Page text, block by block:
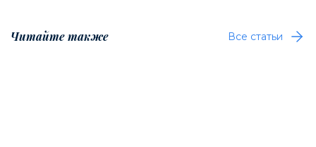
Читайте также Все статьи